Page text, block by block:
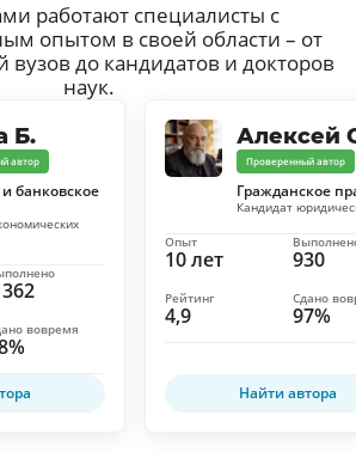
работают специалисты с
опытом в своей области – от
вузов до кандидатов и докторов
наук.
Б.
автор
банковское
вовремя
Алексей
Проверенный автор
Гражданское
Кандидат
10 лет
Опыт
930
4,9
Рейтинг
97%
Сдано
Найти автора